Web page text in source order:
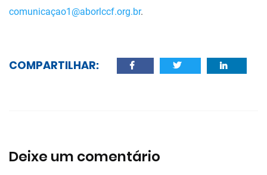
comunicaçao1@aborlccf.org.br.
COMPARTILHAR:
Deixe um comentário